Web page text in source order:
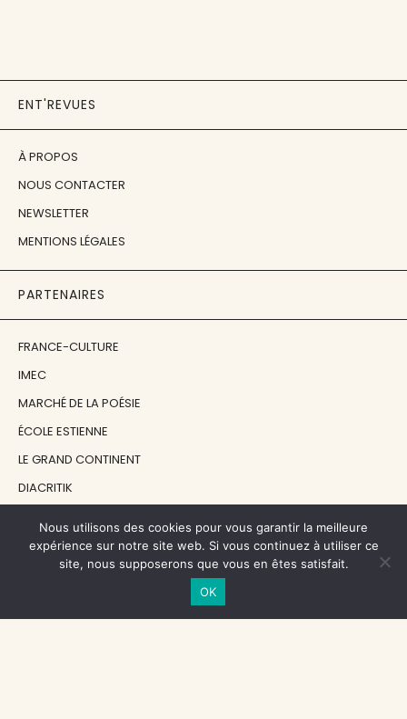
ENT'REVUES
À PROPOS
NOUS CONTACTER
NEWSLETTER
MENTIONS LÉGALES
PARTENAIRES
FRANCE-CULTURE
IMEC
MARCHÉ DE LA POÉSIE
ÉCOLE ESTIENNE
LE GRAND CONTINENT
DIACRITIK
NOS SOUTIENS
CENTRE NATIONAL DU LIVRE
Nous utilisons des cookies pour vous garantir la meilleure
expérience sur notre site web. Si vous continuez à utiliser ce
site, nous supposerons que vous en êtes satisfait.
OK